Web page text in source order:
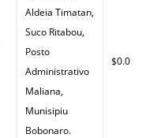
Aldeia Timatan,
Suco Ritabou,
Posto
Administrativo
Maliana,
Munisipiu
Bobonaro.
$0.00